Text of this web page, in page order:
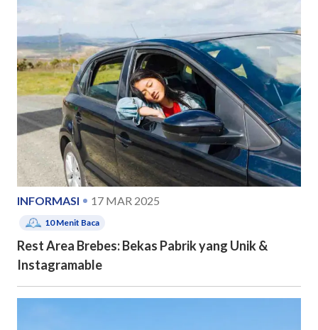
INFORMASI 17 MAR 2025
10Menit Baca
Rest Area Brebes: Bekas Pabrik yang Unik &
Instagramable